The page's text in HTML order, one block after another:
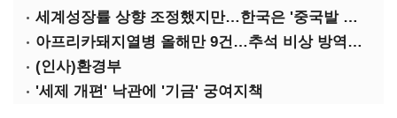
세계성장률 상향 조정했지만…한국은 '중국발 살얼음판'
아프리카돼지열병 올해만 9건…추석 비상 방역에 '총력'
(인사)환경부
'세제 개편' 낙관에 '기금' 궁여지책